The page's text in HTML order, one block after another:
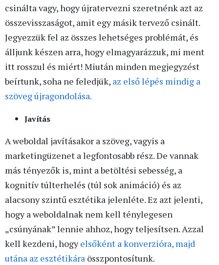
csinálta vagy, hogy újratervezni szeretnénk azt az
összevisszaságot, amit egy másik tervező csinált.
Jegyezzük fel az összes lehetséges problémát, és
álljunk készen arra, hogy elmagyarázzuk, mi ment
itt rosszul és miért! Miután minden megjegyzést
beírtunk, soha ne feledjük, az első lépés mindig a
szöveg újragondolása.
Javítás
A weboldal javításakor a szöveg, vagyis a
marketingüzenet a legfontosabb rész. De vannak
más tényezők is, mint a betöltési sebesség, a
kognitív túlterhelés (túl sok animáció) és az
alacsony szintű esztétika jelenléte. Ez azt jelenti,
hogy a weboldalnak nem kell ténylegesen
„csúnyának” lennie ahhoz, hogy teljesítsen. Azzal
kell kezdeni, hogyelsőként a konverzióra, majd
utána az esztétikára összpontosítunk.